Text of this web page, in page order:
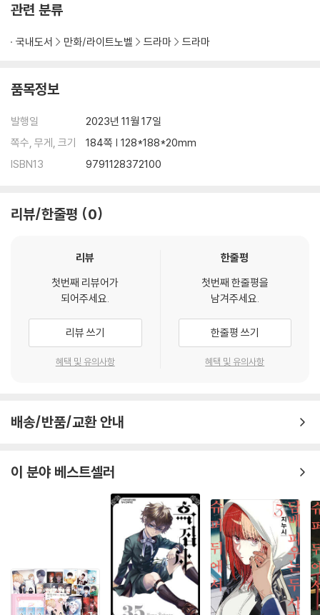
관련 분류
국내도서 만화/라이트노벨 드라마 드라마
품목정보
발행일
2023년 11월 17일
쪽수, 무게, 크기
184쪽 | 128*188*20mm
ISBN13
9791128372100
리뷰/한줄평 0
리뷰
첫번째 리뷰어가
되어주세요.
리뷰 쓰기
혜택 및 유의사항
한줄평
첫번째 한줄평을
남겨주세요.
한줄평 쓰기
혜택 및 유의사항
배송/반품/교환 안내
이 분야 베스트셀러